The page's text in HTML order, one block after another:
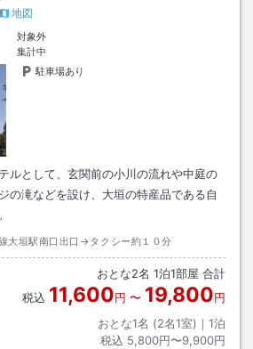
地図
対象外
集計中
駐車場あり
ルとして、玄関前の小川の流れや中庭の
の滝などを設け、大垣の特産品である自
大垣駅南口出口→タクシー約１０分
おとな2名 1泊1部屋 合計
税込 11,600円 〜 19,800円
おとな1名 (2名1室)｜ 1泊
税込 5,800円〜9,900円